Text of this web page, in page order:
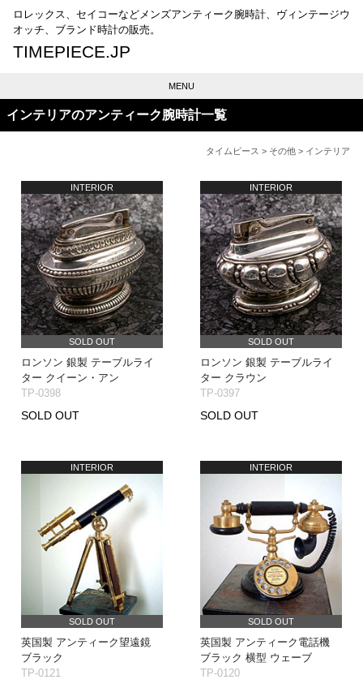
ロレックス、セイコーなどメンズアンティーク腕時計、ヴィンテージウ
オッチ、ブランド時計の販売。
TIMEPIECE.JP
MENU
インテリアのアンティーク腕時計一覧
タイムピース > その他 > インテリア
INTERIOR
SOLD OUT
ロンソン 銀製 テーブルライ
ター クイーン・アン
TP-0398
SOLD OUT
INTERIOR
SOLD OUT
ロンソン 銀製 テーブルライ
ター クラウン
TP-0397
SOLD OUT
INTERIOR
SOLD OUT
英国製 アンティーク望遠鏡
ブラック
TP-0121
INTERIOR
SOLD OUT
英国製 アンティーク電話機
ブラック 横型 ウェーブ
TP-0120